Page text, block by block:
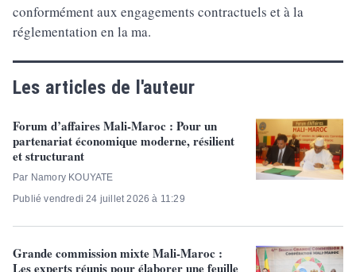
conformément aux engagements contractuels et à la
réglementation en la ma.
Les articles de l'auteur
Forum d’affaires Mali-Maroc : Pour un
partenariat économique moderne, résilient
et structurant
Par Namory KOUYATE
Publié vendredi 24 juillet 2026 à 11:29
Grande commission mixte Mali-Maroc :
Les experts réunis pour élaborer une feuille